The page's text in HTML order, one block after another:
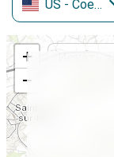
US - Соединенные Штаты
+
−